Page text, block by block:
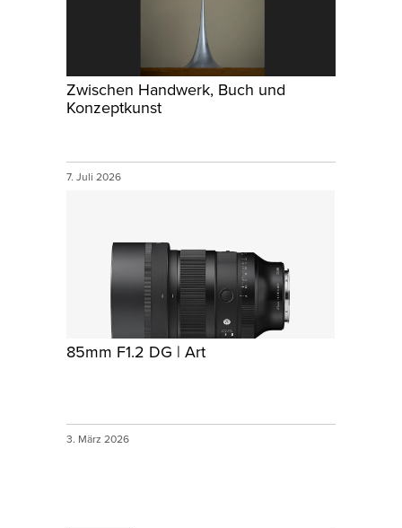
Zwischen Handwerk, Buch und
Konzeptkunst
7. Juli 2026
85mm F1.2 DG | Art
3. März 2026